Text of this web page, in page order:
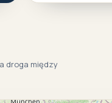
droga między